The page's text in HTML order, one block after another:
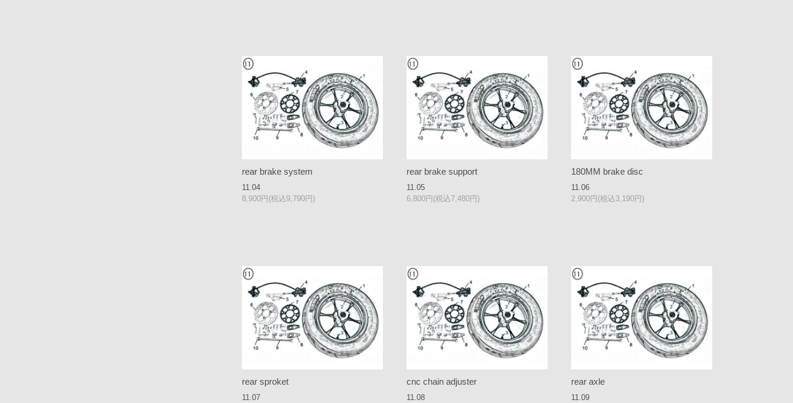
rear brake system
11.04
8,900円(税込9,790円)
rear brake support
11.05
6,800円(税込7,480円)
180MM brake disc
11.06
2,900円(税込3,190円)
rear sproket
11.07
cnc chain adjuster
11.08
rear axle
11.09